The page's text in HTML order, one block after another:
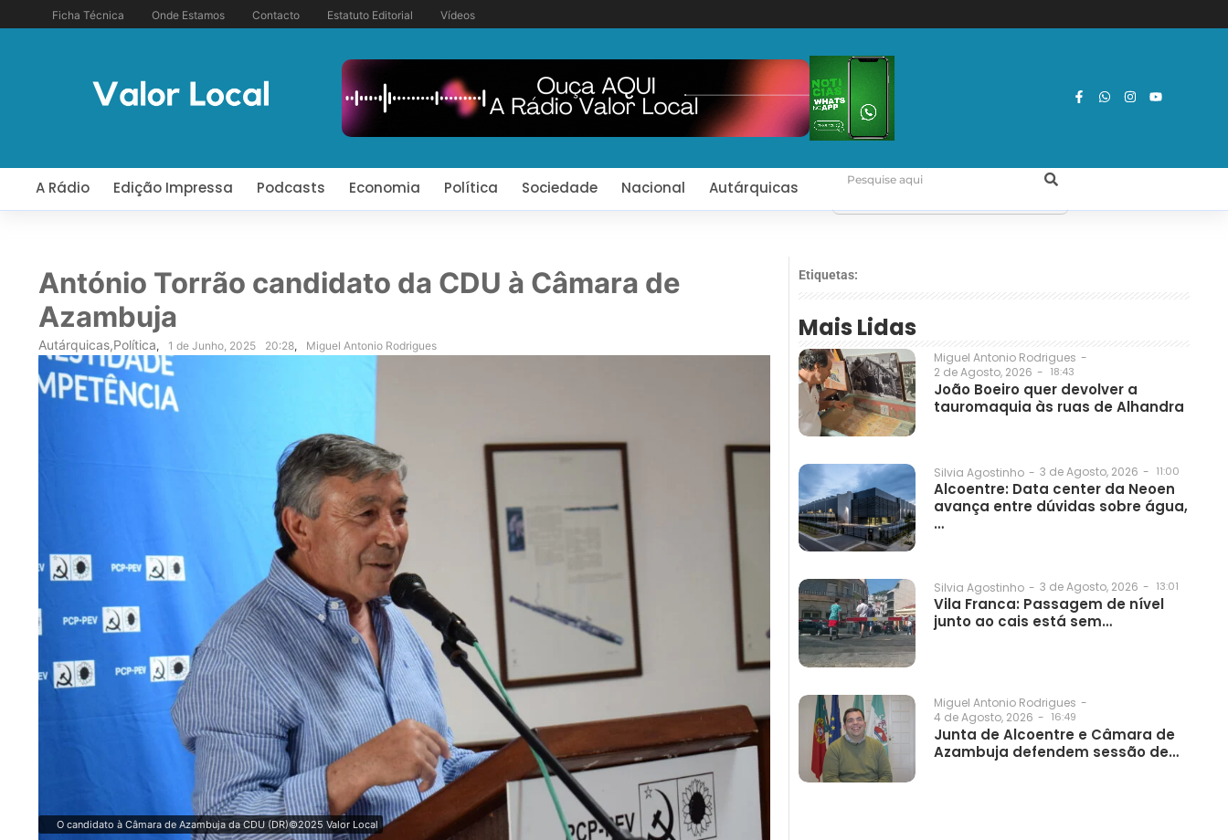
Ficha Técnica Onde Estamos Contacto Estatuto Editorial Vídeos
A Rádio Edição Impressa Podcasts Economia Política Sociedade Nacional Autárquicas
António Torrão candidato da CDU à Câmara de
Azambuja
Autárquicas,Política, 1 de Junho, 2025 20:28, Miguel Antonio Rodrigues
O candidato à Câmara de Azambuja da CDU (DR)©2025 Valor Local
Etiquetas:
Mais Lidas
Miguel Antonio Rodrigues -
2 de Agosto, 2026 - 18:43
João Boeiro quer devolver a
tauromaquia às ruas de Alhandra
Silvia Agostinho - 3 de Agosto, 2026 - 11:00
Alcoentre: Data center da Neoen
avança entre dúvidas sobre água,
…
Silvia Agostinho - 3 de Agosto, 2026 - 13:01
Vila Franca: Passagem de nível
junto ao cais está sem…
Miguel Antonio Rodrigues -
4 de Agosto, 2026 - 16:49
Junta de Alcoentre e Câmara de
Azambuja defendem sessão de…